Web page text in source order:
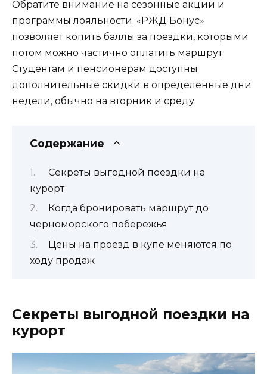
Обратите внимание на сезонные акции и
программы лояльности. «РЖД Бонус»
позволяет копить баллы за поездки, которыми
потом можно частично оплатить маршрут.
Студентам и пенсионерам доступны
дополнительные скидки в определенные дни
недели, обычно на вторник и среду.
Содержание
Секреты выгодной поездки на
курорт
Когда бронировать маршрут до
черноморского побережья
Цены на проезд в купе меняются по
ходу продаж
Секреты выгодной поездки на
курорт